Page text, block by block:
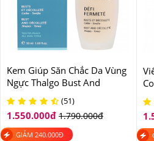
Kem Giúp Săn Chắc Da Vùng
Ngực Thalgo Bust And
Décolleté Của Pháp
(51)
1.550.000đ 1.790.000đ
GIẢM 240.000Đ